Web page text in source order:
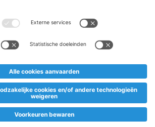
informatie
wij tijdelijk en zolang de voorraad
zorgvuldige planning te snel
vragen we hiervoor je begrip. Prijzen incl.